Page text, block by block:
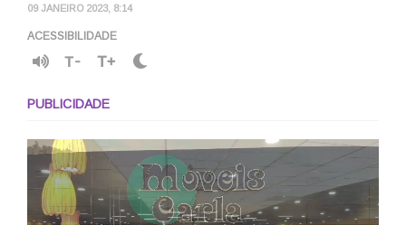
09 JANEIRO 2023, 8:14
ACESSIBILIDADE
T- T+
PUBLICIDADE